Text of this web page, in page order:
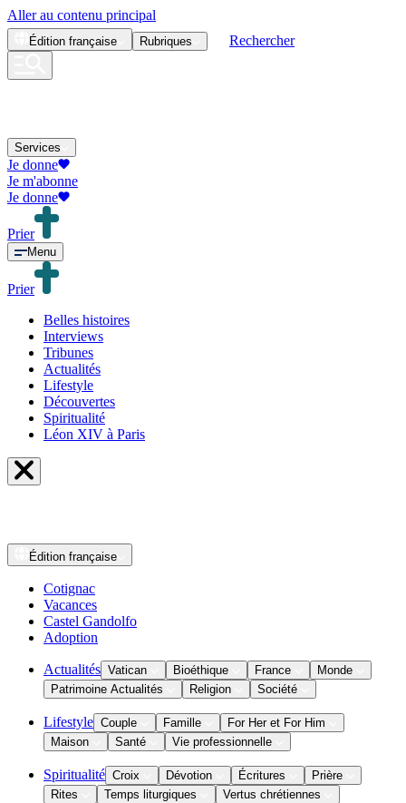
Aller au contenu principal
Édition française Rubriques Rechercher
Services
Je donne
Je m'abonne
Je donne
Prier
Menu
Prier
Belles histoires
Interviews
Tribunes
Actualités
Lifestyle
Découvertes
Spiritualité
Léon XIV à Paris
Édition française
Cotignac
Vacances
Castel Gandolfo
Adoption
Actualités Vatican Bioéthique France
Monde
Patrimoine Actualités
Religion Société
Lifestyle Couple Famille
For Her et For Him
Maison
Santé Vie professionnelle
Spiritualité Croix Dévotion Écritures
Prière
Rites
Temps liturgiques Vertus chrétiennes